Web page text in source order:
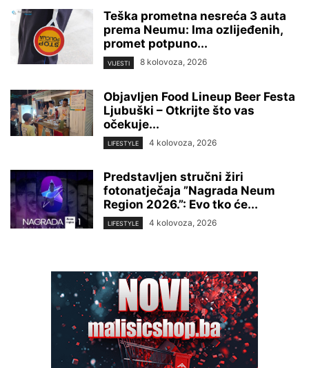
Teška prometna nesreća 3 auta
prema Neumu: Ima ozlijeđenih,
promet potpuno...
VIJESTI 8 kolovoza, 2026
Objavljen Food Lineup Beer Festa
Ljubuški – Otkrijte što vas
očekuje...
LIFESTYLE 4 kolovoza, 2026
Predstavljen stručni žiri
fotonatječaja ”Nagrada Neum
Region 2026.”: Evo tko će...
LIFESTYLE 4 kolovoza, 2026